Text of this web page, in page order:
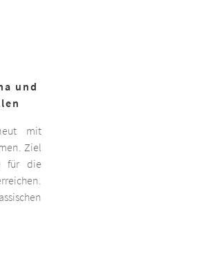
und
mit
Ziel
für die